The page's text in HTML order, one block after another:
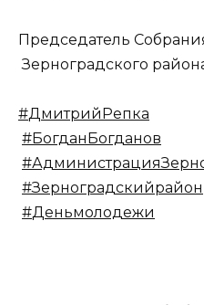
Председатель
Зерноградского
#ДмитрийРепка
#БогданБогданов
#
#Зерноградскийрайон
#Деньмолодежи